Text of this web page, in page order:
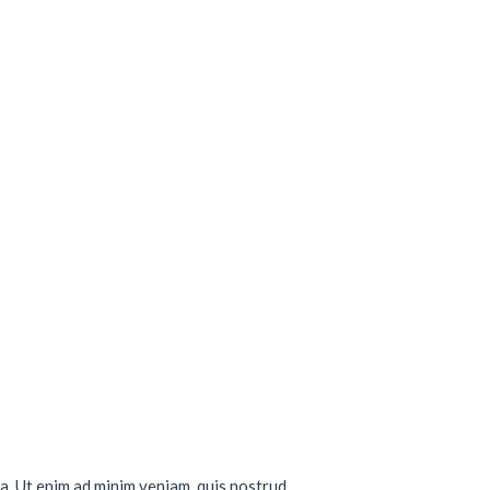
enim ad minim veniam, quis nostrud